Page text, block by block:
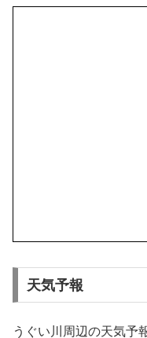
天気予報
うぐい川周辺の天気予